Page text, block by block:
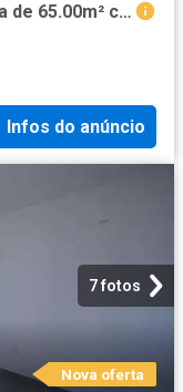
Casa para alugar em Vila Hortência de 65.00m² com 4 Quartos e 1 Garagem
Infos do anúncio
7 fotos
Nova oferta